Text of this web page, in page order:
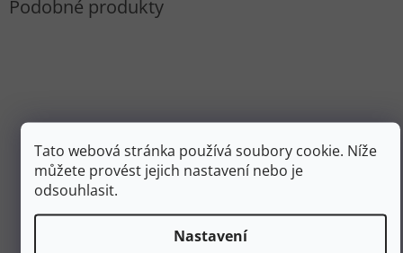
Tato webová stránka používá soubory cookie. Níže
můžete provést jejich nastavení nebo je
odsouhlasit.
Nastavení